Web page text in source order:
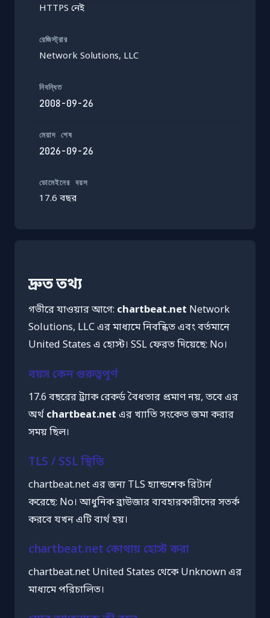
HTTPS নেই
রেজিস্ট্রার
Network Solutions, LLC
নিবন্ধিত
2008-09-26
মেয়াদ শেষ
2026-09-26
ডোমেইনের বয়স
17.6 বছর
দ্রুত তথ্য
গভীরে যাওয়ার আগে: chartbeat.net Network
Solutions, LLC এর মাধ্যমে নিবন্ধিত এবং বর্তমানে
United States এ হোস্ট। SSL ফেরত দিয়েছে: No।
বয়স কেন গুরুত্বপূর্ণ
17.6 বছরের ট্র্যাক রেকর্ড বৈধতার প্রমাণ নয়, তবে এর
অর্থ chartbeat.net এর খ্যাতি সংকেত জমা করার
সময় ছিল।
TLS / SSL স্থিতি
chartbeat.net এর জন্য TLS হ্যান্ডশেক রিটার্ন
করেছে: No। আধুনিক ব্রাউজার ব্যবহারকারীদের সতর্ক
করবে যখন এটি ব্যর্থ হয়।
chartbeat.net কোথায় হোস্ট করা
chartbeat.net United States থেকে Unknown এর
মাধ্যমে পরিচালিত।